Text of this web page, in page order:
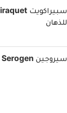
للذهان
سيروجين Serogen مضاد للذهان